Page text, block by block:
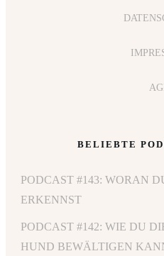
BELIEBTE
PODCAST #143: WORAN
RKENNST
PODCAST #142: WIE DU
HUND BEWÄLTIGEN